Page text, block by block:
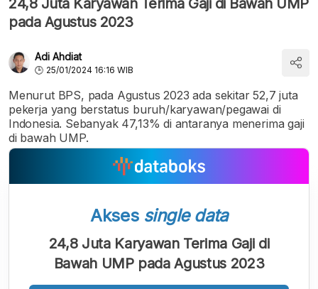
24,8 Juta Karyawan Terima Gaji di Bawah UMP
pada Agustus 2023
Adi Ahdiat
25/01/2024 16:16 WIB
Menurut BPS, pada Agustus 2023 ada sekitar 52,7 juta
pekerja yang berstatus buruh/karyawan/pegawai di
Indonesia. Sebanyak 47,13% di antaranya menerima gaji
di bawah UMP.
Akses single data
24,8 Juta Karyawan Terima Gaji di
Bawah UMP pada Agustus 2023